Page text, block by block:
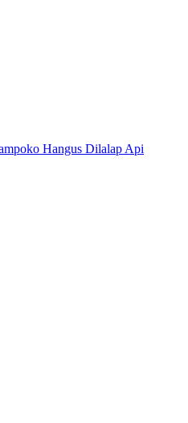
Hangus Dilalap Api